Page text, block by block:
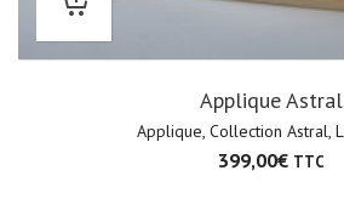
Applique Astral
Applique, Collection Astral,
399,00€ TTC